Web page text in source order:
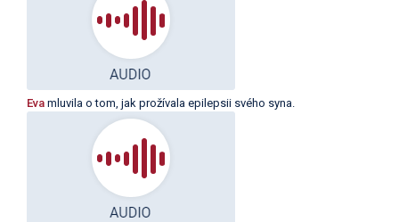
Eva mluvila o tom, jak prožívala epilepsii svého syna.